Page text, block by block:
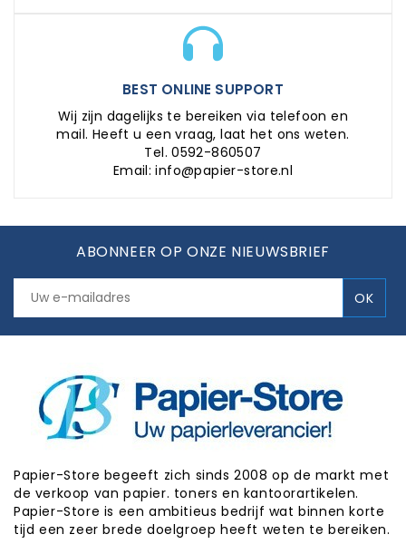
BEST ONLINE SUPPORT
Wij zijn dagelijks te bereiken via telefoon en
mail. Heeft u een vraag, laat het ons weten.
Tel. 0592-860507
Email: info@papier-store.nl
ABONNEER OP ONZE NIEUWSBRIEF
Papier-Store begeeft zich sinds 2008 op de markt met
de verkoop van papier. toners en kantoorartikelen.
Papier-Store is een ambitieus bedrijf wat binnen korte
tijd een zeer brede doelgroep heeft weten te bereiken.